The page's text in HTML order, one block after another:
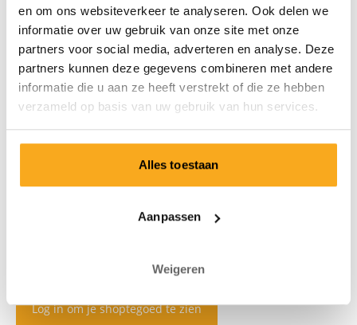
en om ons websiteverkeer te analyseren. Ook delen we
informatie over uw gebruik van onze site met onze
partners voor social media, adverteren en analyse. Deze
partners kunnen deze gegevens combineren met andere
informatie die u aan ze heeft verstrekt of die ze hebben
verzameld op basis van uw gebruik van hun services.
Alles toestaan
Aanpassen
Weigeren
Log in om je shoptegoed te zien